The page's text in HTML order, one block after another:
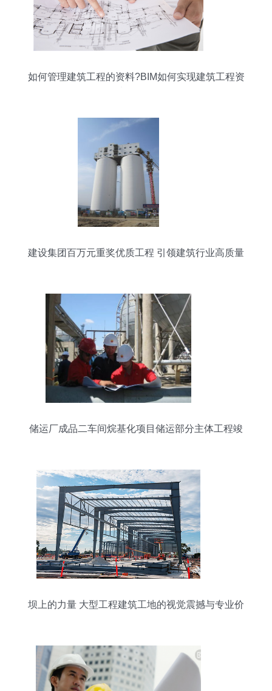
如何管理建筑工程的资料?BIM如何实现建筑工程资
建设集团百万元重奖优质工程 引领建筑行业高质量
储运厂成品二车间烷基化项目储运部分主体工程竣
坝上的力量 大型工程建筑工地的视觉震撼与专业价